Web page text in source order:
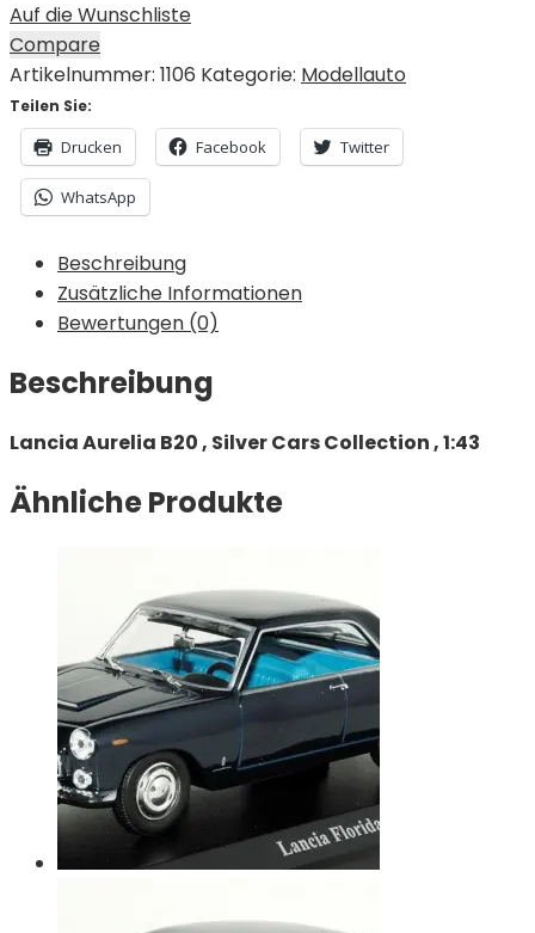
Auf die Wunschliste
Compare
Artikelnummer: 1106 Kategorie: Modellauto
Teilen Sie:
Drucken Facebook Twitter
WhatsApp
Beschreibung
Zusätzliche Informationen
Bewertungen (0)
Beschreibung
Lancia Aurelia B20 , Silver Cars Collection , 1:43
Ähnliche Produkte